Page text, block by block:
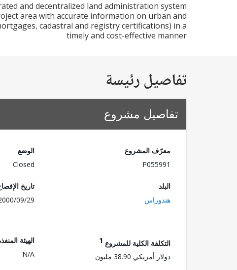
and decentralized land administration system
area with accurate information on urban and
cadastral and registry certifications) in a
timely and cost-effective manner
تفاصيل رئيسة
تفاصيل مشروع
معرّف المشروع
P055991
الوضع
Closed
البلد
هندوراس
تاريخ
09/29
التكلفة الكلية للمشروع 1
دولار أمريكي 38.90 مليون
الهيئة
N/A